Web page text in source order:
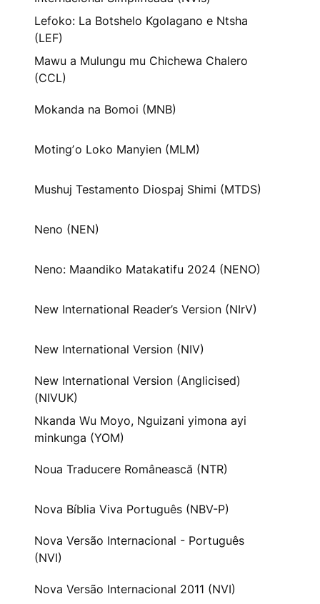
Lefoko: La Botshelo Kgolagano e Ntsha
(LEF)
Mawu a Mulungu mu Chichewa Chalero
(CCL)
Mokanda na Bomoi (MNB)
Motingʼo Loko Manyien (MLM)
Mushuj Testamento Diospaj Shimi (MTDS)
Neno (NEN)
Neno: Maandiko Matakatifu 2024 (NENO)
New International Reader’s Version (NIrV)
New International Version (NIV)
New International Version (Anglicised)
(NIVUK)
Nkanda Wu Moyo, Nguizani yimona ayi
minkunga (YOM)
Noua Traducere Românească (NTR)
Nova Bíblia Viva Português (NBV-P)
Nova Versão Internacional - Português
(NVI)
Nova Versão Internacional 2011 (NVI)